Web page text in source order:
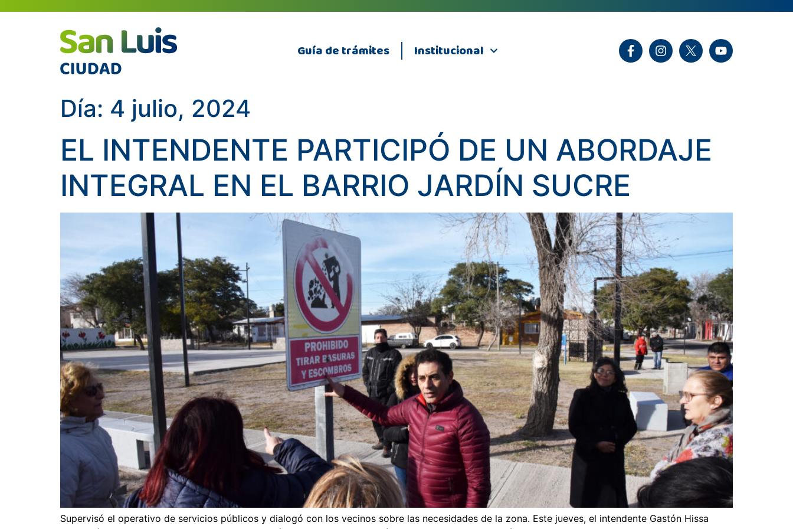
Guía de trámites Institucional
Día: 4 julio, 2024
EL INTENDENTE PARTICIPÓ DE UN ABORDAJE
INTEGRAL EN EL BARRIO JARDÍN SUCRE
Supervisó el operativo de servicios públicos y dialogó con los vecinos sobre las necesidades de la zona. Este jueves, el intendente Gastón Hissa